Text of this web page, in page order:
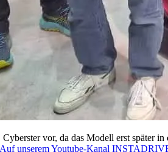
vor, da das Modell erst später
Auf unserem Youtube-Kanal